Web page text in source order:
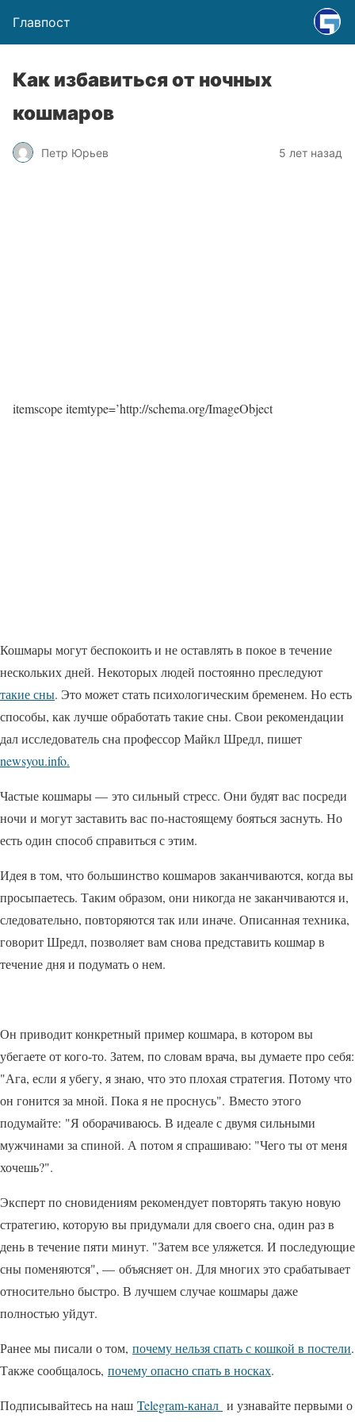
Главпост
Как избавиться от ночных
кошмаров
Петр Юрьев 5 лет назад
itemscope itemtype=’http://schema.org/ImageObject
Кошмары могут беспокоить и не оставлять в покое в течение
нескольких дней. Некоторых людей постоянно преследуют
такие сны. Это может стать психологическим бременем. Но есть
способы, как лучше обработать такие сны. Свои рекомендации
дал исследователь сна профессор Майкл Шредл, пишет
newsyou.info.
Частые кошмары — это сильный стресс. Они будят вас посреди
ночи и могут заставить вас по-настоящему бояться заснуть. Но
есть один способ справиться с этим.
Идея в том, что большинство кошмаров заканчиваются, когда вы
просыпаетесь. Таким образом, они никогда не заканчиваются и,
следовательно, повторяются так или иначе. Описанная техника,
говорит Шредл, позволяет вам снова представить кошмар в
течение дня и подумать о нем.
Он приводит конкретный пример кошмара, в котором вы
убегаете от кого-то. Затем, по словам врача, вы думаете про себя:
"Ага, если я убегу, я знаю, что это плохая стратегия. Потому что
он гонится за мной. Пока я не проснусь". Вместо этого
подумайте: "Я оборачиваюсь. В идеале с двумя сильными
мужчинами за спиной. А потом я спрашиваю: "Чего ты от меня
хочешь?".
Эксперт по сновидениям рекомендует повторять такую ​​новую
стратегию, которую вы придумали для своего сна, один раз в
день в течение пяти минут. "Затем все уляжется. И последующие
сны поменяются", — объясняет он. Для многих это срабатывает
относительно быстро. В лучшем случае кошмары даже
полностью уйдут.
Ранее мы писали о том, почему нельзя спать с кошкой в постели.
Также сообщалось, почему опасно спать в носках.
Подписывайтесь на наш Telegram-канал и узнавайте первыми о